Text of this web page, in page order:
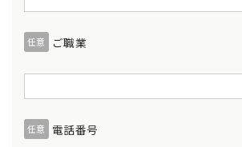
任意 ご職業
任意 電話番号